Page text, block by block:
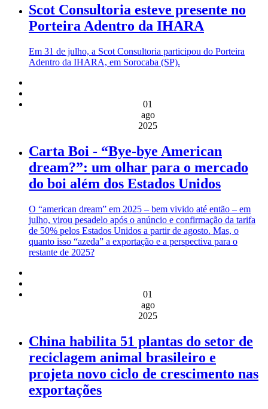
Scot Consultoria esteve presente no
Porteira Adentro da IHARA
Em 31 de julho, a Scot Consultoria participou do Porteira
Adentro da IHARA, em Sorocaba (SP).
01
ago
2025
Carta Boi - “Bye-bye American
dream?”: um olhar para o mercado
do boi além dos Estados Unidos
O “american dream” em 2025 – bem vivido até então – em
julho, virou pesadelo após o anúncio e confirmação da tarifa
de 50% pelos Estados Unidos a partir de agosto. Mas, o
quanto isso “azeda” a exportação e a perspectiva para o
restante de 2025?
01
ago
2025
China habilita 51 plantas do setor de
reciclagem animal brasileiro e
projeta novo ciclo de crescimento nas
exportações